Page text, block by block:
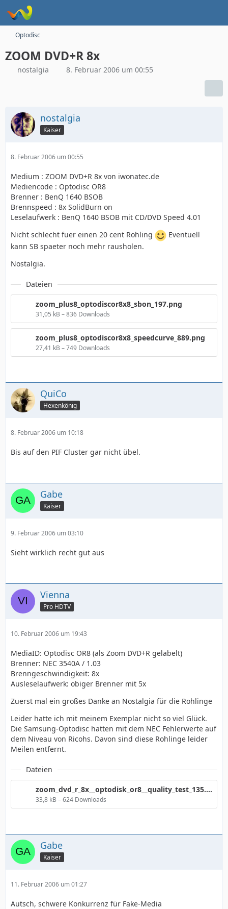
Optodisc
ZOOM DVD+R 8x
nostalgia 8. Februar 2006 um 00:55
nostalgia
Kaiser
8. Februar 2006 um 00:55
Medium : ZOOM DVD+R 8x von iwonatec.de
Mediencode : Optodisc OR8
Brenner : BenQ 1640 BSOB
Brennspeed : 8x SolidBurn on
Leselaufwerk : BenQ 1640 BSOB mit CD/DVD Speed 4.01
Nicht schlecht fuer einen 20 cent Rohling
Eventuell
kann SB spaeter noch mehr rausholen.
Nostalgia.
Dateien
zoom_plus8_optodiscor8x8_sbon_197.png
31,05 kB – 836 Downloads
zoom_plus8_optodiscor8x8_speedcurve_889.png
27,41 kB – 749 Downloads
QuiCo
Hexenkönig
8. Februar 2006 um 10:18
Bis auf den PIF Cluster gar nicht übel.
Gabe
Kaiser
9. Februar 2006 um 03:10
Sieht wirklich recht gut aus
Vienna
Pro HDTV
10. Februar 2006 um 19:43
MediaID: Optodisc OR8 (als Zoom DVD+R gelabelt)
Brenner: NEC 3540A / 1.03
Brenngeschwindigkeit: 8x
Ausleselaufwerk: obiger Brenner mit 5x
Zuerst mal ein großes Danke an Nostalgia für die Rohlinge
Leider hatte ich mit meinem Exemplar nicht so viel Glück.
Die Samsung-Optodisc hatten mit dem NEC Fehlerwerte auf
dem Niveau von Ricohs. Davon sind diese Rohlinge leider
Meilen entfernt.
Dateien
zoom_dvd_r_8x__optodisk_or8__quality_test_135.png
33,8 kB – 624 Downloads
Gabe
Kaiser
11. Februar 2006 um 01:27
Autsch, schwere Konkurrenz für Fake-Media